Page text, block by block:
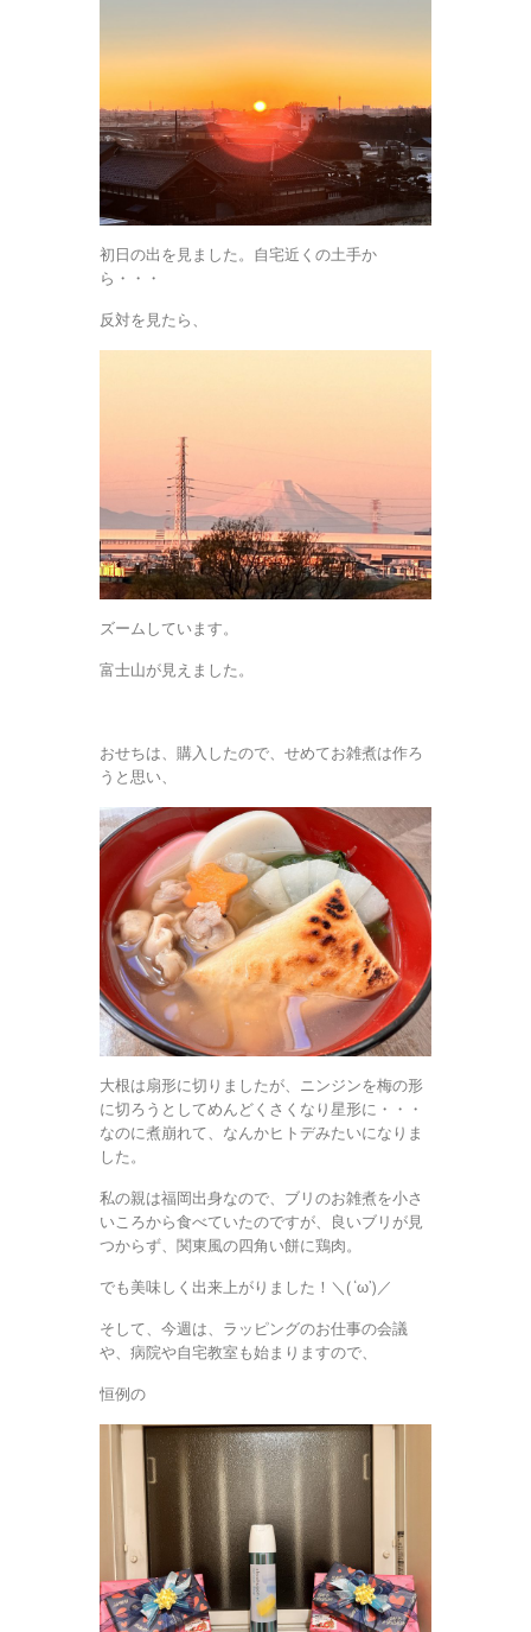
初日の出を見ました。自宅近くの土手か
ら・・・
反対を見たら、
ズームしています。
富士山が見えました。
おせちは、購入したので、せめてお雑煮は作ろ
うと思い、
大根は扇形に切りましたが、ニンジンを梅の形
に切ろうとしてめんどくさくなり星形に・・・
なのに煮崩れて、なんかヒトデみたいになりま
した。
私の親は福岡出身なので、ブリのお雑煮を小さ
いころから食べていたのですが、良いブリが見
つからず、関東風の四角い餅に鶏肉。
でも美味しく出来上がりました！＼( ‘ω’)／
そして、今週は、ラッピングのお仕事の会議
や、病院や自宅教室も始まりますので、
恒例の